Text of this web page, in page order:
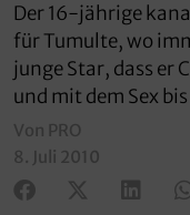
Der 16-jährige
für Tumulte, wo
junge Star, dass er
und mit dem Sex
Von PRO
8. Juli 2010